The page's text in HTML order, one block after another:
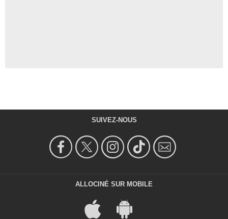
SUIVEZ-NOUS
ALLOCINÉ SUR MOBILE